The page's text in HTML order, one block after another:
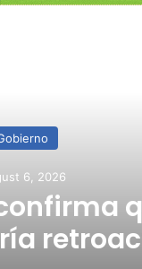
2026